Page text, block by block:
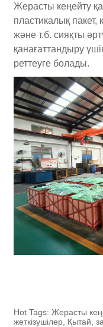
Жерасты кеңейту
пластикалық пакет,
және т.б. сияқты
қанағаттандыру
реттеуге болады.
Hot Tags: Жерасты
жеткізушілер, Қытай,